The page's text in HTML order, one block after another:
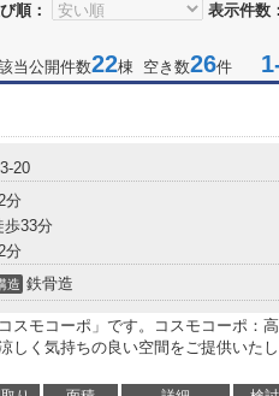
順： 表示件数：
当公開件数22棟 空き数26件 1-
20
分
歩33分
分
造 鉄骨造
スモコーポ」です。コスモコーポ：
しく気持ちの良い空間をご提供いた